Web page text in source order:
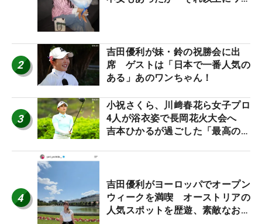
2
吉田優利が妹・鈴の祝勝会に出
席 ゲストは「日本で一番人気の
ある」あのワンちゃん！
3
小祝さくら、川﨑春花ら女子プロ
4人が浴衣姿で長岡花火大会へ
吉本ひかるが過ごした「最高の夏
4
吉田優利がヨーロッパでオープン
ウィークを満喫 オーストリアの
人気スポットを歴遊、素敵なお土